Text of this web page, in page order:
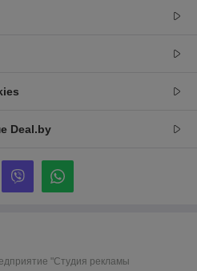
Deal.by
"Студия рекламы